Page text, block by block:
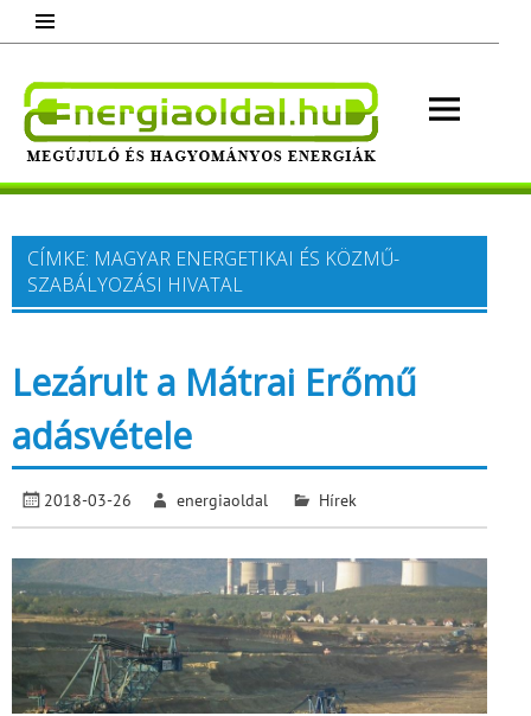
content
Megújuló és hagyományos energiák.
Minden, ami energia!
CÍMKE: MAGYAR ENERGETIKAI ÉS KÖZMŰ-
SZABÁLYOZÁSI HIVATAL
Lezárult a Mátrai Erőmű
adásvétele
2018-03-26 energiaoldal Hírek